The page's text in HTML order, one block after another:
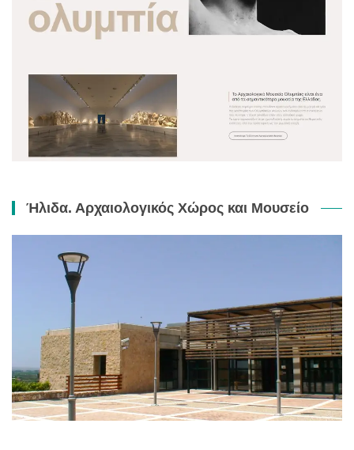
Ήλιδα. Αρχαιολογικός Χώρος και Μουσείο